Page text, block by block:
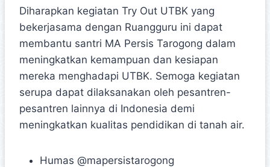
Diharapkan kegiatan Try Out UTBK yang
bekerjasama dengan Ruangguru ini dapat
membantu santri MA Persis Tarogong dalam
meningkatkan kemampuan dan kesiapan
mereka menghadapi UTBK. Semoga kegiatan
serupa dapat dilaksanakan oleh pesantren-
pesantren lainnya di Indonesia demi
meningkatkan kualitas pendidikan di tanah air.
Humas @mapersistarogong